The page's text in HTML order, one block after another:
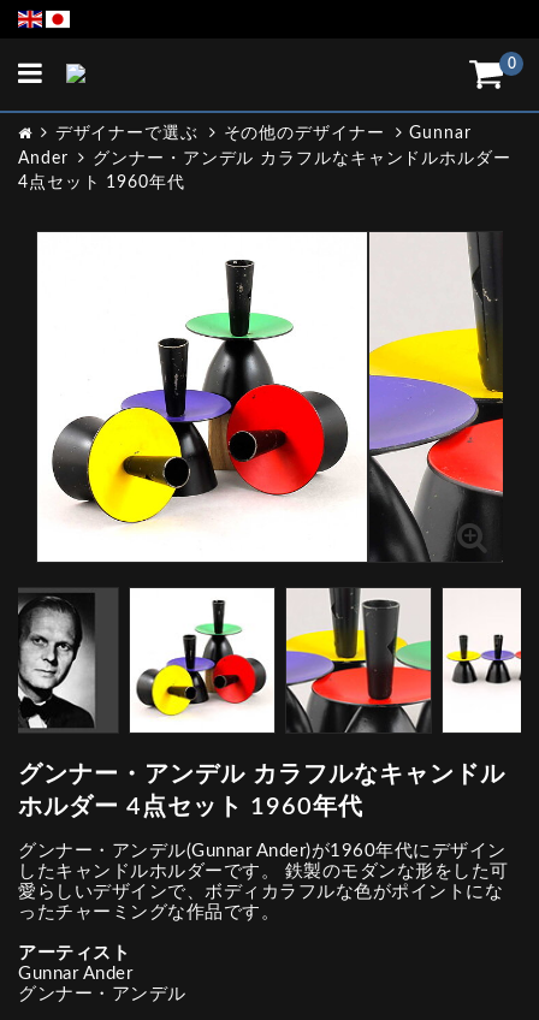
0
Toggle
デザイナーで選ぶ その他のデザイナー
Gunnar
Ander
グンナー・アンデル カラフルなキャンドルホルダー
4点セット 1960年代
グンナー・アンデル カラフルなキャンドル
ホルダー 4点セット 1960年代
グンナー・アンデル(Gunnar Ander)が1960年代にデザイン
したキャンドルホルダーです。 鉄製のモダンな形をした可
愛らしいデザインで、ボディカラフルな色がポイントにな
ったチャーミングな作品です。
アーティスト
Gunnar Ander
グンナー・アンデル